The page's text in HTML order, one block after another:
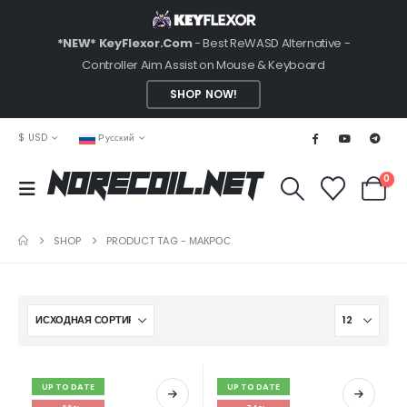
*NEW* KeyFlexor.Com- Best ReWASD Alternative -
Controller Aim Assist on Mouse & Keyboard
SHOP NOW!
$ USD Русский
NoRecoil.Net 0
SHOP PRODUCT TAG - МАКРОС
UP TO DATE
UP TO DATE